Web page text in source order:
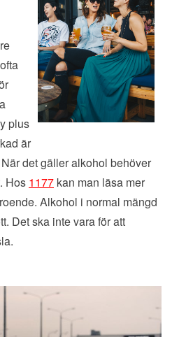
plus
är
det gäller alkohol behöver
Hos 1177 kan man läsa mer
Alkohol i normal mängd
Det ska inte vara för att